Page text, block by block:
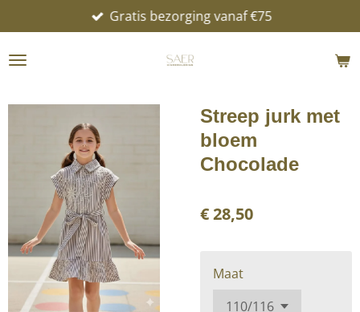
direct
naar
Gratis bezorging vanaf €75
Streep jurk met
bloem
Chocolade
€ 28,50
Maat